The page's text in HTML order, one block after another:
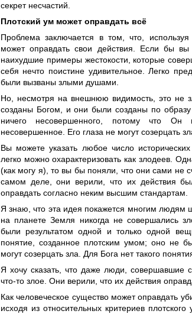
секрет несчастий.
Плотский ум может оправдать всё
Проблема заключается в том, что, используя
может оправдать свои действия. Если бы вы
наихудшие примеры жестокости, которые
себя нечто поистине удивительное. Легко
были вызваны злыми душами.
Но, несмотря на внешнюю видимость, это не
созданы Богом, и они были созданы по
ничего несовершенного, потому что Он
несовершенное. Его глаза не могут созерцать
Вы можете указать любое число
легко можно охарактеризовать как злодеев.
(как могу я), то вы бы поняли, что они сами
самом деле, они верили, что их действия
оправдать согласно неким высшим стандартам.
Я знаю, что эта идея покажется многим людям
на планете Земля никогда не совершались
были результатом одной и только одной
понятие, созданное плотским умом; оно не
могут созерцать зла. Для Бога нет такого
Я хочу сказать, что даже люди, совершавшие
что-то злое. Они верили, что их действия
Как человеческое существо может оправдать
исходя из относительных критериев